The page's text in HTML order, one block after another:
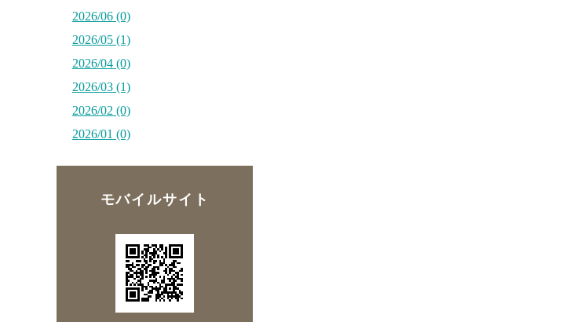
2026/06 (0)
2026/05 (1)
2026/04 (0)
2026/03 (1)
2026/02 (0)
2026/01 (0)
モバイルサイト